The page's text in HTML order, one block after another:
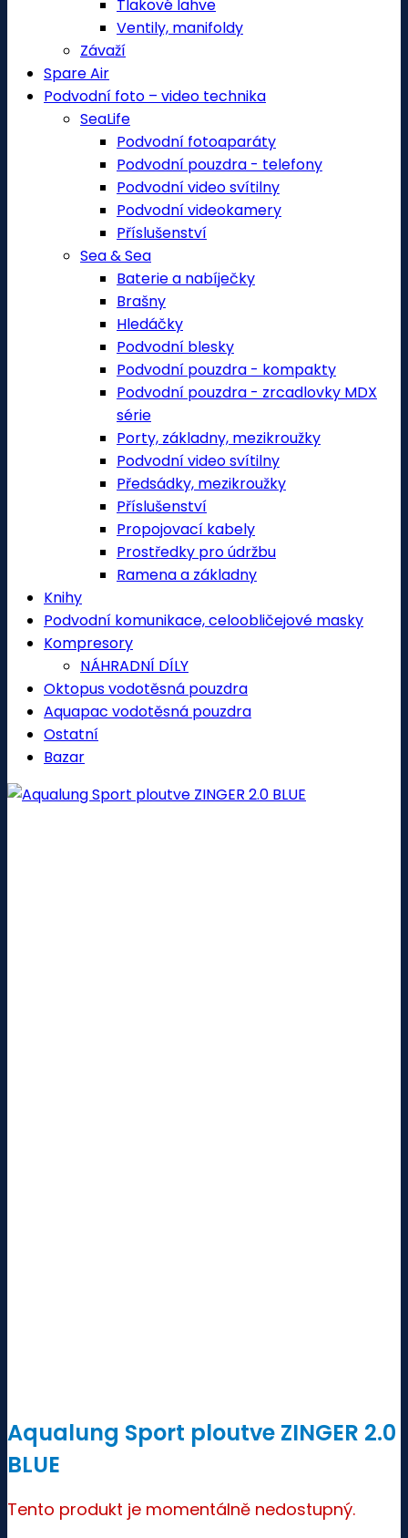
Tlakové lahve
Ventily, manifoldy
Závaží
Spare Air
Podvodní foto – video technika
SeaLife
Podvodní fotoaparáty
Podvodní pouzdra - telefony
Podvodní video svítilny
Podvodní videokamery
Příslušenství
Sea & Sea
Baterie a nabíječky
Brašny
Hledáčky
Podvodní blesky
Podvodní pouzdra - kompakty
Podvodní pouzdra - zrcadlovky MDX
série
Porty, základny, mezikroužky
Podvodní video svítilny
Předsádky, mezikroužky
Příslušenství
Propojovací kabely
Prostředky pro údržbu
Ramena a základny
Knihy
Podvodní komunikace, celoobličejové masky
Kompresory
NÁHRADNÍ DÍLY
Oktopus vodotěsná pouzdra
Aquapac vodotěsná pouzdra
Ostatní
Bazar
Aqualung Sport ploutve ZINGER 2.0
BLUE
Tento produkt je momentálně nedostupný.